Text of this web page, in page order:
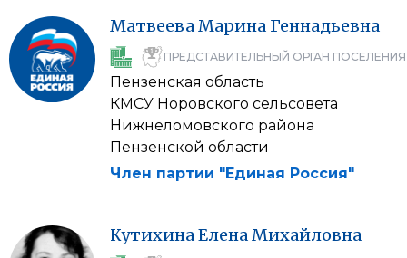
МатвееваМарина Геннадьевна
ПРЕДСТАВИТЕЛЬНЫЙ ОРГАН ПОСЕЛЕНИЯ
Пензенская область
КМСУ Норовского сельсовета
Нижнеломовского района
Пензенской области
Член партии "Единая Россия"
КутихинаЕленаМихайловна